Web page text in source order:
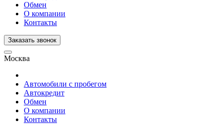
Обмен
О компании
Контакты
Заказать звонок
Москва
Автомобили с пробегом
Автокредит
Обмен
О компании
Контакты